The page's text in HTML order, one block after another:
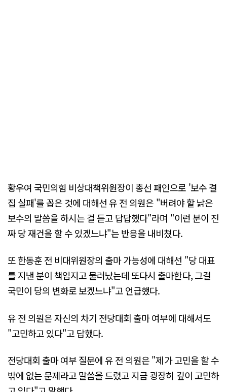
황우여 국민의힘 비상대책위원장이 총선 패인으로 '보수 결
집 실패'를 꼽은 것에 대해선 유 전 의원은 "버려야 할 낡은
보수의 말씀을 하시는 걸 듣고 답답했다"라며 "이런 분이 진
짜 당 재건을 할 수 있겠느냐"는 반응을 내비쳤다.
또 한동훈 전 비대위원장의 출마 가능성에 대해선 "당 대표
를 지낸 분이 책임지고 물러났는데 또다시 출마한다, 그걸
국민이 당의 변화로 보겠느냐"고 언급했다.
유 전 의원은 자신의 차기 전당대회 출마 여부에 대해서도
"고민하고 있다"고 답했다.
전당대회 출마 여부 질문에 유 전 의원은 "제가 고민을 할 수
밖에 없는 문제라고 말씀을 드렸고 지금 굉장히 깊이 고민하